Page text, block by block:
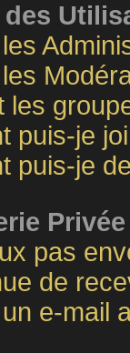
des
les
puis-je
puis-je
Privée
pas
de
e-mail